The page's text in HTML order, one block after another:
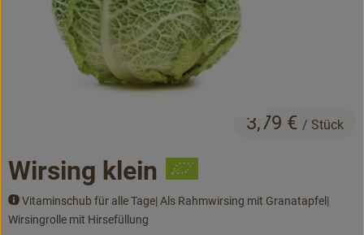
Bäckerei
Kühltheke
Vorratskammer...
Getränke
Alternativen zu ...
Wirsing klein
Vitaminschub für alle Tage| Als Rahmwirsing mit Granatapfel|
Wirsingrolle mit Hirsefüllung
3,79 € / Stück